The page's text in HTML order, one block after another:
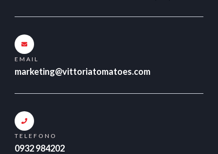
i
*
EMAIL
marketing@vittoriatomatoes.com
TELEFONO
0932 984202